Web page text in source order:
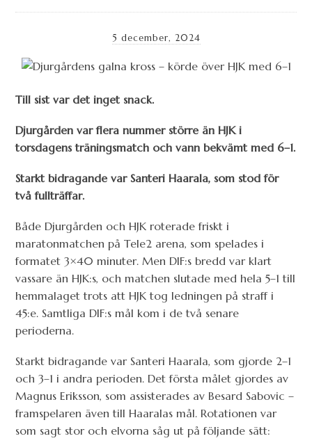
5 december, 2024
Till sist var det inget snack.
Djurgården var flera nummer större än HJK i
torsdagens träningsmatch och vann bekvämt med 6–1.
Starkt bidragande var Santeri Haarala, som stod för
två fullträffar.
Både Djurgården och HJK roterade friskt i
maratonmatchen på Tele2 arena, som spelades i
formatet 3×40 minuter. Men DIF:s bredd var klart
vassare än HJK:s, och matchen slutade med hela 5–1 till
hemmalaget trots att HJK tog ledningen på straff i
45:e. Samtliga DIF:s mål kom i de två senare
perioderna.
Starkt bidragande var Santeri Haarala, som gjorde 2–1
och 3–1 i andra perioden. Det första målet gjordes av
Magnus Eriksson, som assisterades av Besard Sabovic –
framspelaren även till Haaralas mål. Rotationen var
som sagt stor och elvorna såg ut på följande sätt: